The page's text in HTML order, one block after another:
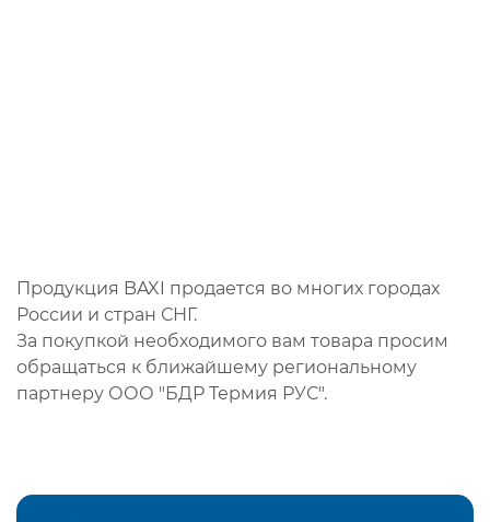
Продукция BAXI продается во многих городах
России и стран СНГ.
За покупкой необходимого вам товара просим
обращаться к ближайшему региональному
партнеру ООО "БДР Термия РУС".